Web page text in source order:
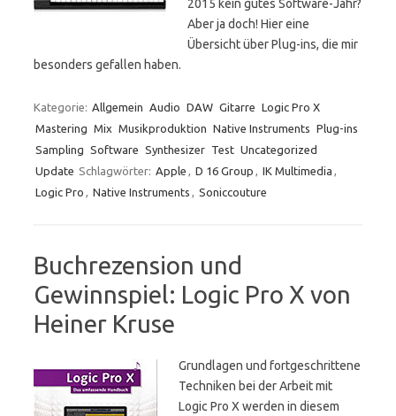
2015 kein gutes Software-Jahr?
Aber ja doch! Hier eine
Übersicht über Plug-ins, die mir
besonders gefallen haben.
Kategorie: Allgemein Audio DAW Gitarre Logic Pro X
Mastering Mix Musikproduktion Native Instruments Plug-ins
Sampling Software Synthesizer Test Uncategorized
Update Schlagwörter: Apple , D 16 Group , IK Multimedia ,
Logic Pro , Native Instruments , Soniccouture
Buchrezension und
Gewinnspiel: Logic Pro X von
Heiner Kruse
Grundlagen und fortgeschrittene
Techniken bei der Arbeit mit
Logic Pro X werden in diesem